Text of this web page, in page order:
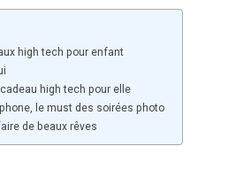
high tech pour enfant
high tech pour elle
le must des soirées photo
de beaux rêves